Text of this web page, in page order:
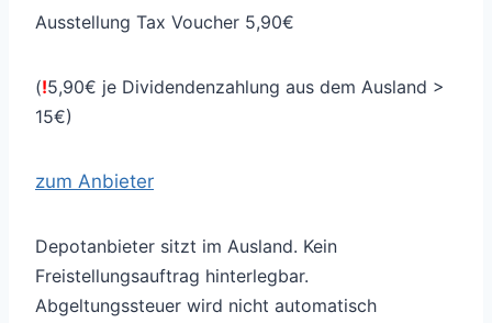
Ausstellung Tax Voucher 5,90€
(!5,90€ je Dividendenzahlung aus dem Ausland >
15€)
zum Anbieter
Depotanbieter sitzt im Ausland. Kein
Freistellungsauftrag hinterlegbar.
Abgeltungssteuer wird nicht automatisch